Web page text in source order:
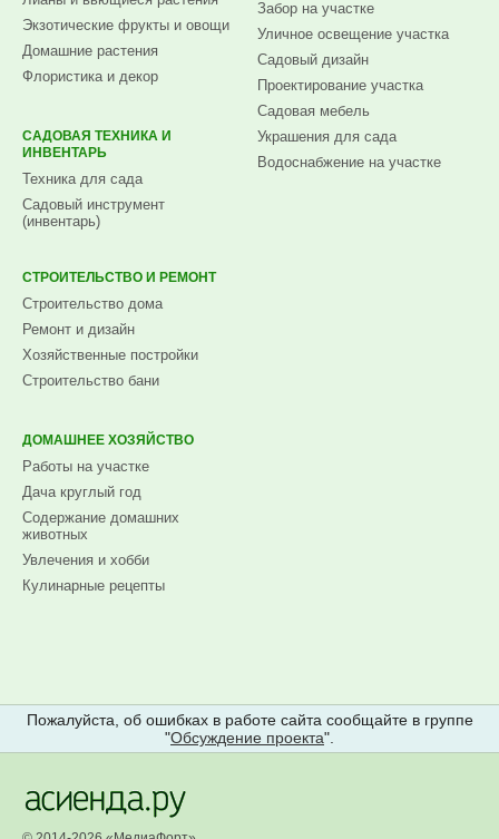
Экзотические фрукты и овощи
Домашние растения
Флористика и декор
САДОВАЯ ТЕХНИКА И
ИНВЕНТАРЬ
Техника для сада
Садовый инструмент
(инвентарь)
Забор на участке
Уличное освещение участка
Садовый дизайн
Проектирование участка
Садовая мебель
Украшения для сада
Водоснабжение на участке
СТРОИТЕЛЬСТВО И РЕМОНТ
Строительство дома
Ремонт и дизайн
Хозяйственные постройки
Строительство бани
ДОМАШНЕЕ ХОЗЯЙСТВО
Работы на участке
Дача круглый год
Содержание домашних
животных
Увлечения и хобби
Кулинарные рецепты
Пожалуйста, об ошибках в работе сайта сообщайте в группе
"Обсуждение проекта".